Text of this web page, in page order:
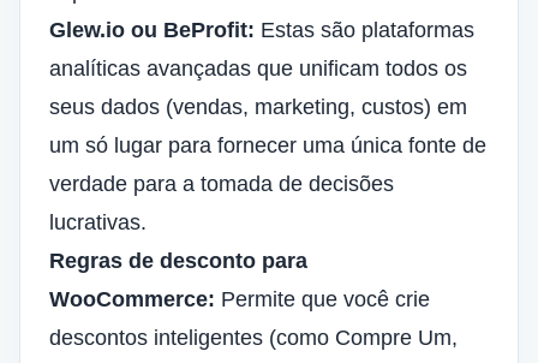
Glew.io ou BeProfit: Estas são plataformas
analíticas avançadas que unificam todos os
seus dados (vendas, marketing, custos) em
um só lugar para fornecer uma única fonte de
verdade para a tomada de decisões
lucrativas.
Regras de desconto para
WooCommerce: Permite que você crie
descontos inteligentes (como Compre Um,